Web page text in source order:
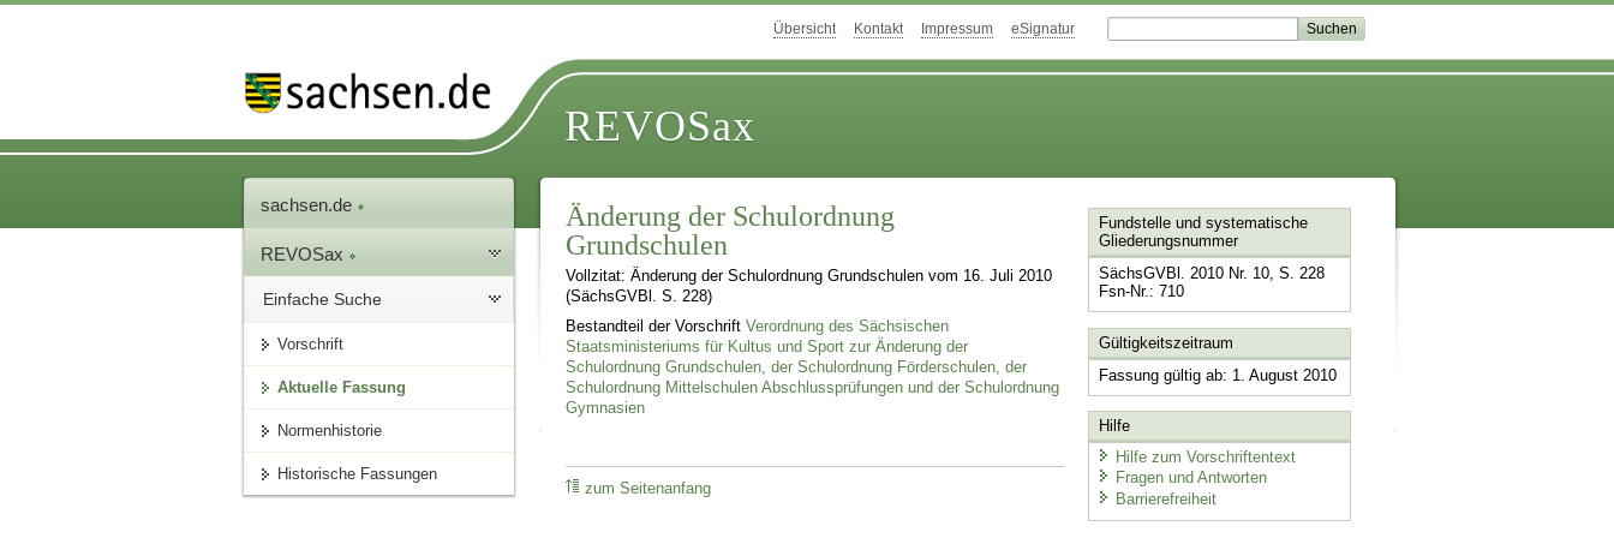
Übersicht Kontakt Impressum eSignatur
REVOSax
sachsen.de
REVOSax
Einfache Suche
Vorschrift
Aktuelle Fassung
Normenhistorie
Historische Fassungen
Änderung der Schulordnung
Grundschulen
Vollzitat: Änderung der Schulordnung Grundschulen vom 16. Juli 2010
(SächsGVBl. S. 228)
Bestandteil der VorschriftVerordnung des Sächsischen
Staatsministeriums für Kultus und Sport zur Änderung der
Schulordnung Grundschulen, der Schulordnung Förderschulen, der
Schulordnung Mittelschulen Abschlussprüfungen und der Schulordnung
Gymnasien
zum Seitenanfang
Fundstelle und systematische
Gliederungsnummer
SächsGVBl. 2010 Nr. 10, S. 228
Fsn-Nr.: 710
Gültigkeitszeitraum
Fassung gültig ab: 1. August 2010
Hilfe
Hilfe zum Vorschriftentext
Fragen und Antworten
Barrierefreiheit